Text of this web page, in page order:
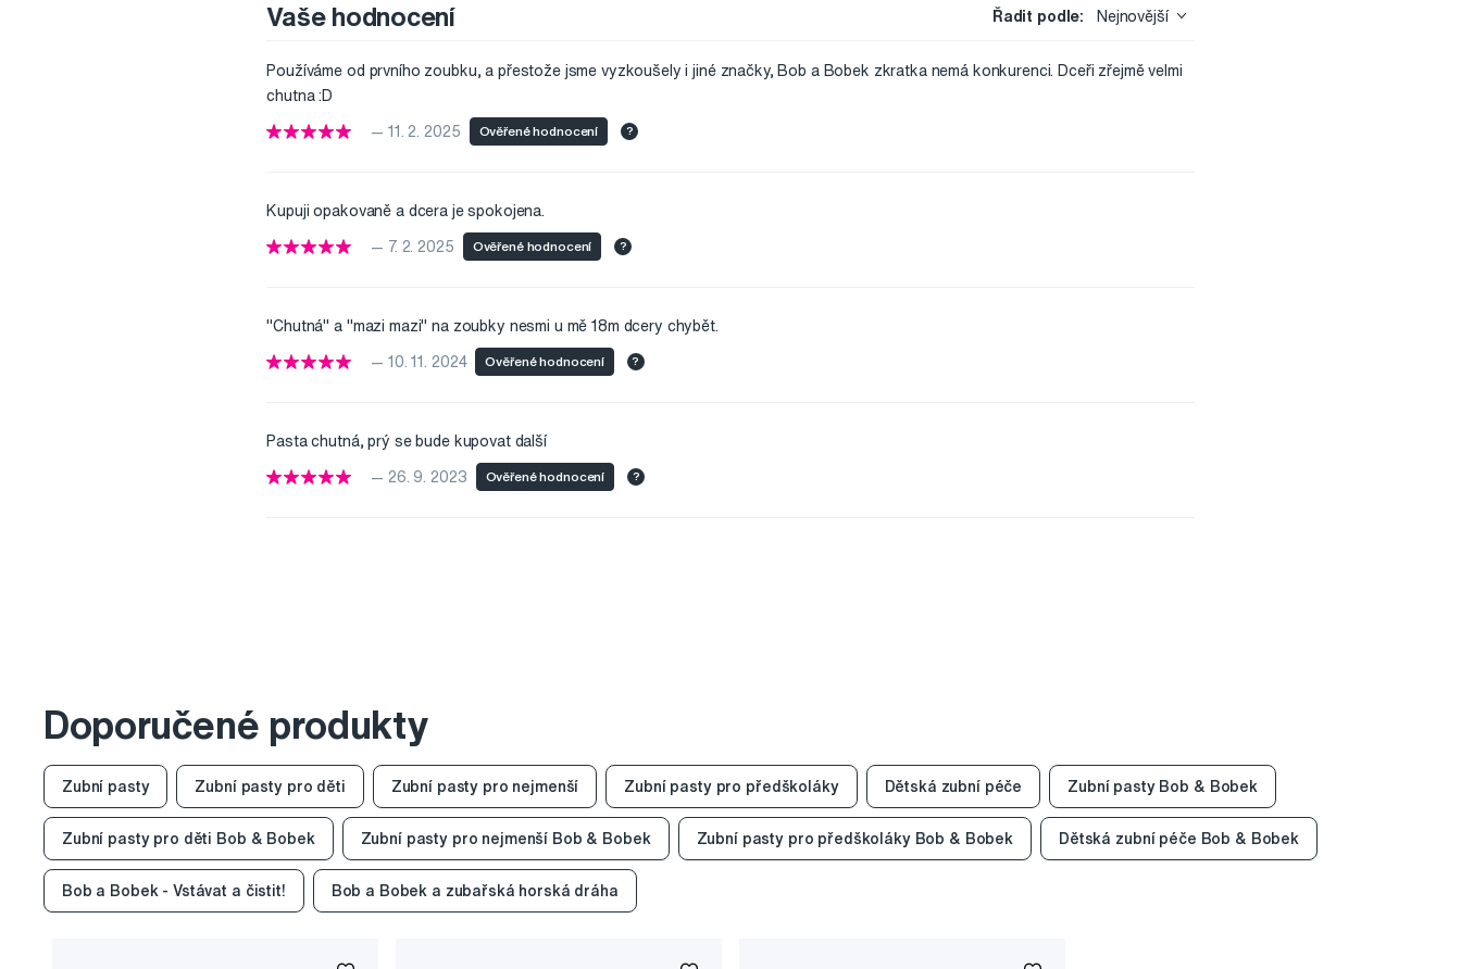
Vaše hodnocení Řadit podle: Nejnovější
Používáme od prvního zoubku, a přestože jsme vyzkoušely i jiné značky, Bob a Bobek zkratka nemá konkurenci. Dceři zřejmě velmi
chutna :D
— 11. 2. 2025 Ověřené hodnocení ?
Kupuji opakovaně a dcera je spokojena.
— 7. 2. 2025 Ověřené hodnocení ?
"Chutná" a "mazi mazi" na zoubky nesmi u mě 18m dcery chybět.
— 10. 11. 2024 Ověřené hodnocení ?
Pasta chutná, prý se bude kupovat další
— 26. 9. 2023 Ověřené hodnocení ?
Doporučené produkty
Zubní pasty Zubní pasty pro děti Zubní pasty pro nejmenší Zubní pasty pro předškoláky Dětská zubní péče Zubní pasty Bob & Bobek
Zubní pasty pro děti Bob & Bobek Zubní pasty pro nejmenší Bob & Bobek Zubní pasty pro předškoláky Bob & Bobek Dětská zubní péče Bob & Bobek
Bob a Bobek - Vstávat a čistit! Bob a Bobek a zubařská horská dráha